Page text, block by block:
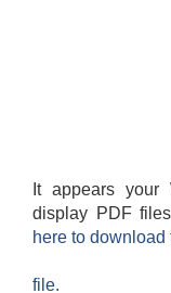
It appears
display PDF
here to download
file.